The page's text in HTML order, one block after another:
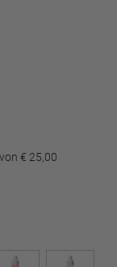
€ 25,00